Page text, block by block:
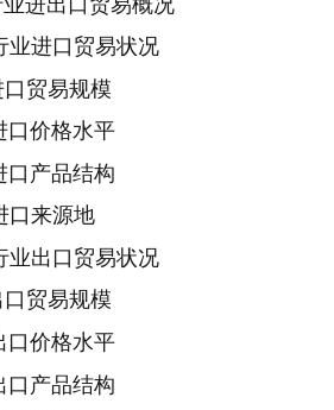
业进口贸易状况
口贸易规模
口价格水平
口产品结构
口来源地
业出口贸易状况
口贸易规模
口价格水平
口产品结构